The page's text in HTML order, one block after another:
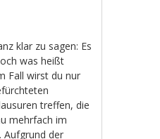
klar zu sagen: Es
was heißt
Fall wirst du nur
treffen, die
mehrfach im
Aufgrund der